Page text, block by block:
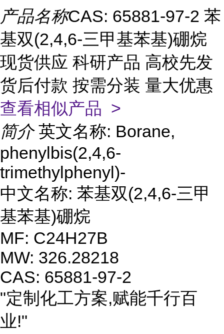
产品名称CAS: 65881-97-2 苯
基双(2,4,6-三甲基苯基)硼烷
现货供应 科研产品 高校先发
货后付款 按需分装 量大优惠
查看相似产品 >
简介 英文名称: Borane,
phenylbis(2,4,6-
trimethylphenyl)-
中文名称: 苯基双(2,4,6-三甲
基苯基)硼烷
MF: C24H27B
MW: 326.28218
CAS: 65881-97-2
"定制化工方案,赋能千行百
业!"